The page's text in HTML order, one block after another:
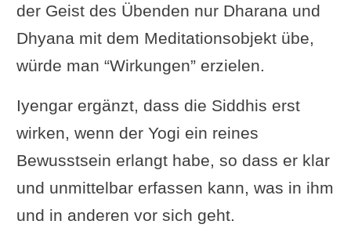
der Geist des Übenden nur Dharana und
Dhyana mit dem Meditationsobjekt übe,
würde man “Wirkungen” erzielen.
Iyengar ergänzt, dass die Siddhis erst
wirken, wenn der Yogi ein reines
Bewusstsein erlangt habe, so dass er klar
und unmittelbar erfassen kann, was in ihm
und in anderen vor sich geht.